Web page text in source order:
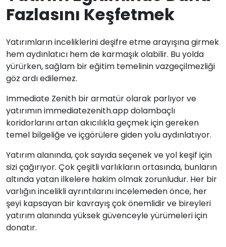
Fazlasını Keşfetmek
Yatırımların inceliklerini deşifre etme arayışına girmek
hem aydınlatıcı hem de karmaşık olabilir. Bu yolda
yürürken, sağlam bir eğitim temelinin vazgeçilmezliği
göz ardı edilemez.
Immediate Zenith bir armatür olarak parlıyor ve
yatırımın immediatezenith.app dolambaçlı
koridorlarını artan akıcılıkla geçmek için gereken
temel bilgeliğe ve içgörülere giden yolu aydınlatıyor.
Yatırım alanında, çok sayıda seçenek ve yol keşif için
sizi çağırıyor. Çok çeşitli varlıkların ortasında, bunların
altında yatan ilkelere hakim olmak zorunludur. Her bir
varlığın incelikli ayrıntılarını incelemeden önce, her
şeyi kapsayan bir kavrayış çok önemlidir ve bireyleri
yatırım alanında yüksek güvenceyle yürümeleri için
donatır.